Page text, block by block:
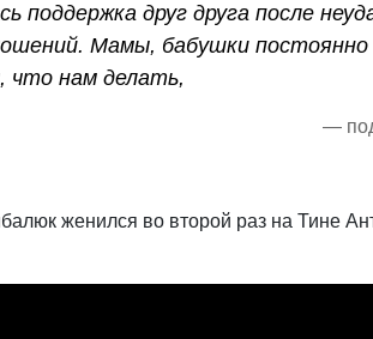
поддержка друг друга после
Мамы, бабушки постоянно
что нам делать,
—
женился во второй раз на Тине